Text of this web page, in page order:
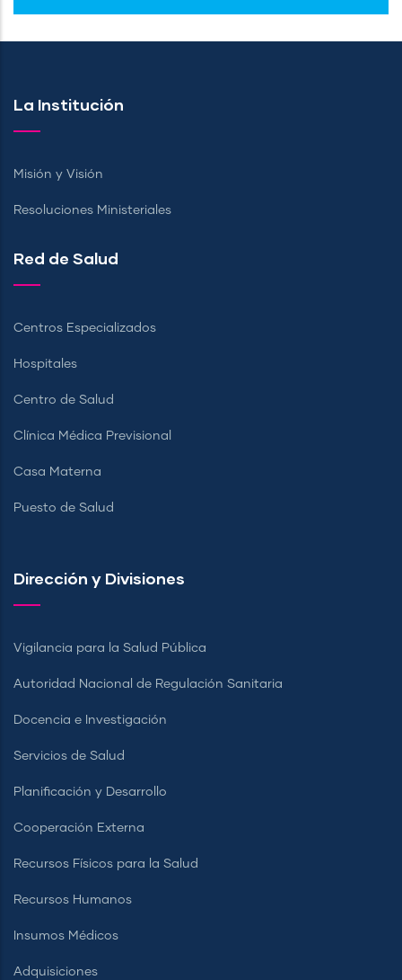
La Institución
Misión y Visión
Resoluciones Ministeriales
Red de Salud
Centros Especializados
Hospitales
Centro de Salud
Clínica Médica Previsional
Casa Materna
Puesto de Salud
Dirección y Divisiones
Vigilancia para la Salud Pública
Autoridad Nacional de Regulación Sanitaria
Docencia e Investigación
Servicios de Salud
Planificación y Desarrollo
Cooperación Externa
Recursos Físicos para la Salud
Recursos Humanos
Insumos Médicos
Adquisiciones